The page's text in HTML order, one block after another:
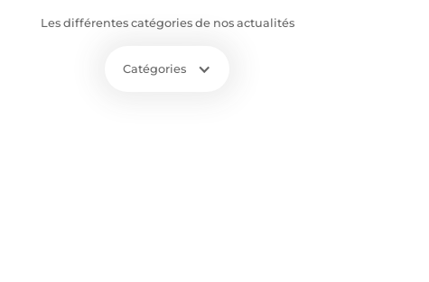
Les différentes catégories de nos actualités
Catégories